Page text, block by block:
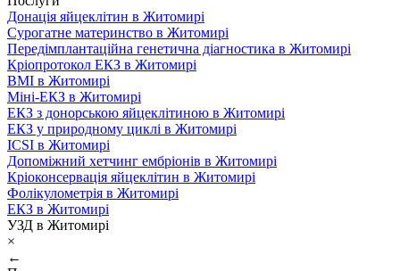
Донація яйцеклітин в Житомирі
Сурогатне материнство в Житомирі
Передімплантаційна генетична діагностика в Житомирі
Кріопротокол ЕКЗ в Житомирі
ВМІ в Житомирі
Міні-ЕКЗ в Житомирі
ЕКЗ з донорською яйцеклітиною в Житомирі
ЕКЗ у природному циклі в Житомирі
ICSI в Житомирі
Допоміжний хетчинг ембріонів в Житомирі
Кріоконсервація яйцеклітин в Житомирі
Фолікулометрія в Житомирі
ЕКЗ в Житомирі
УЗД в Житомирі
×
←